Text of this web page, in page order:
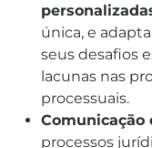
única, e
seus desafios
lacunas nas
processuais.
Comunicação
processos